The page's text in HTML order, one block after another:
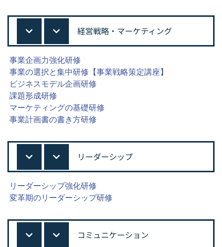
経営戦略・マーケティング
事業企画力強化研修
事業の選択と集中研修【事業戦略策定講座】
ビジネスモデル企画研修
課題形成研修
マーケティングの基礎研修
事業計画書の書き方研修
リーダーシップ
リーダーシップ強化研修
変革期のリーダーシップ研修
コミュニケーション